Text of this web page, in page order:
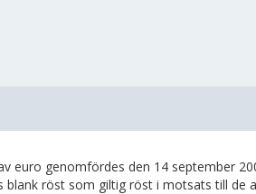
euro genomfördes den 14 september
röst som giltig röst i motsats till de